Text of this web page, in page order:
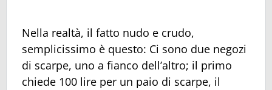
Nella realtà, il fatto nudo e crudo,
semplicissimo è questo: Ci sono due negozi
di scarpe, uno a fianco dell’altro; il primo
chiede 100 lire per un paio di scarpe, il